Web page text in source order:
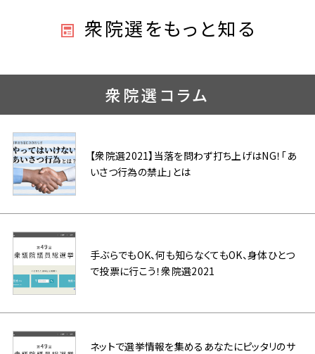
衆院選をもっと知る
衆院選コラム
【衆院選2021】当落を問わず打ち上げはNG！「あ
いさつ行為の禁止」とは
手ぶらでもOK、何も知らなくてもOK、身体ひとつ
で投票に行こう！衆院選2021
ネットで選挙情報を集めるあなたにピッタリのサ